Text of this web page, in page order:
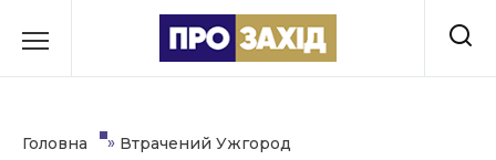
до
Головна » Втрачений Ужгород